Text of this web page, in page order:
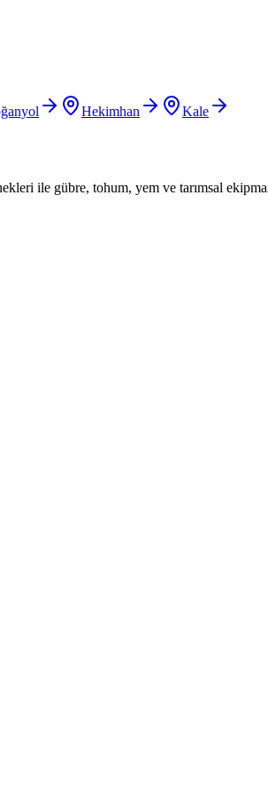
Hekimhan Kale
ile gübre, tohum, yem ve tarımsal